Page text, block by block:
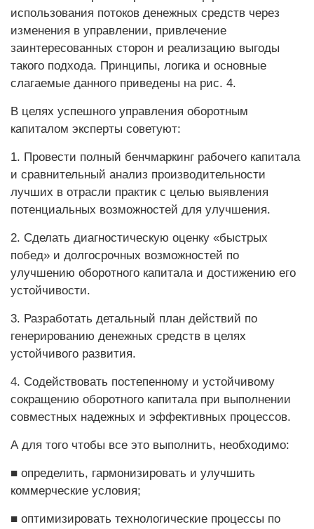
использования потоков денежных средств через
изменения в управлении, привлечение
заинтересованных сторон и реализацию выгоды
такого подхода. Принципы, логика и основные
слагаемые данного приведены на рис. 4.
В целях успешного управления оборотным
капиталом эксперты советуют:
1. Провести полный бенчмаркинг рабочего капитала
и сравнительный анализ производительности
лучших в отрасли практик с целью выявления
потенциальных возможностей для улучшения.
2. Сделать диагностическую оценку «быстрых
побед» и долгосрочных возможностей по
улучшению оборотного капитала и достижению его
устойчивости.
3. Разработать детальный план действий по
генерированию денежных средств в целях
устойчивого развития.
4. Содействовать постепенному и устойчивому
сокращению оборотного капитала при выполнении
совместных надежных и эффективных процессов.
А для того чтобы все это выполнить, необходимо:
■ определить, гармонизировать и улучшить
коммерческие условия;
■ оптимизировать технологичес­­кие процессы по